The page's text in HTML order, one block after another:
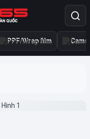
PPF/Wrap film